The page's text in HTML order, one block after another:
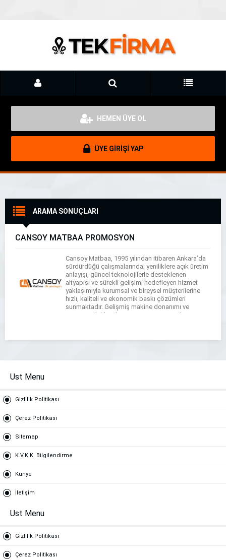
HEMEN ÜYE OL
ÜYE GİRİŞİ YAP
ARAMA SONUÇLARI
CANSOY MATBAA PROMOSYON
Cansoy Matbaa, 1995 yılından itibaren Ankara’da
sürdürdüğü çalışmalarında; yeniliklere açık üretim
anlayışı, güncel teknolojilerle desteklenen
altyapısı ve sürekli gelişimi hedefleyen hizmet
yaklaşımıyla kurumsal ve bireysel müşterilerine
hızlı, kaliteli ve ekonomik baskı çözümleri
sunmaktadır. Gelişmiş makine donanımı ve
müşteri odaklı çalışma sistemi sayesinde; tasarım
profesyonel destek sağlamaktadır. […]
Ust Menu
Gizlilik Politikası
Çerez Politikası
Sitemap
K.V.K.K. Bilgilendirme
Künye
İletişim
Ust Menu
Gizlilik Politikası
Çerez Politikası